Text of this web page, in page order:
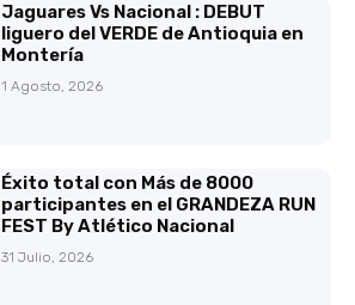
Jaguares Vs Nacional : DEBUT
liguero del VERDE de Antioquia en
Montería
1 Agosto, 2026
Éxito total con Más de 8000
participantes en el GRANDEZA RUN
FEST By Atlético Nacional
31 Julio, 2026